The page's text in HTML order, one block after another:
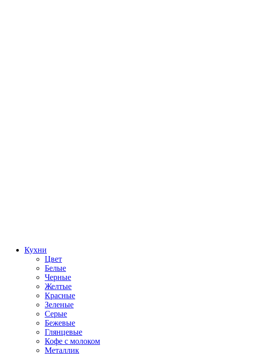
Кухни
Цвет
Белые
Черные
Желтые
Красные
Зеленые
Серые
Бежевые
Глянцевые
Кофе с молоком
Металлик